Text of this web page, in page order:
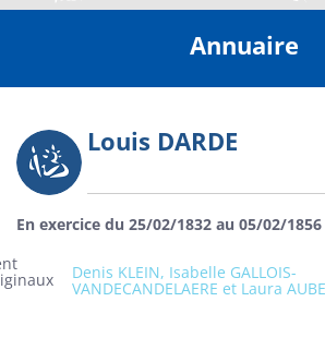
Annuaire
Photo Louis DARDE
En exercice du 25/02/1832 au 05/02/1856
Denis KLEIN, Isabelle GALLOIS-
VANDECANDELAERE et Laura